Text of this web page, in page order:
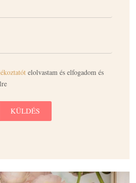
elolvastam és elfogadom és
KÜLDÉS